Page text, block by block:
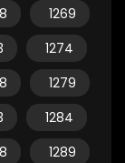
1269
1274
1279
1284
1289